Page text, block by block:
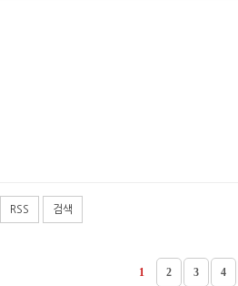
RSS 검색
1 2 3 4